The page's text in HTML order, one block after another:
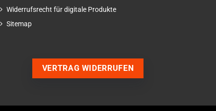
Widerrufsrecht für digitale Produkte
Sitemap
VERTRAG WIDERRUFEN